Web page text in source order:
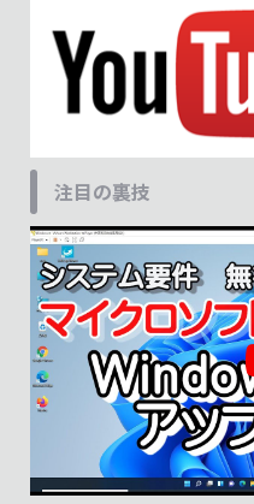
注目の裏技